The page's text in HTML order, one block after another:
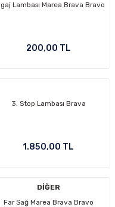
Lambası Marea Brava Bravo
200,00 TL
3. Stop Lambası Brava
1.850,00 TL
DİĞER
Far Sağ Marea Brava Bravo